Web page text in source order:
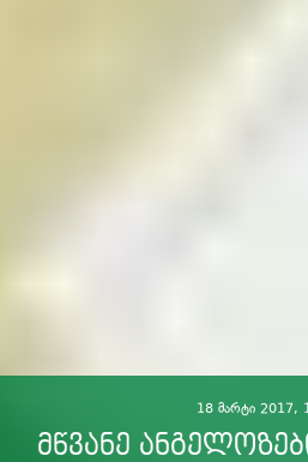
18 მარტი 2017,
მწვანე